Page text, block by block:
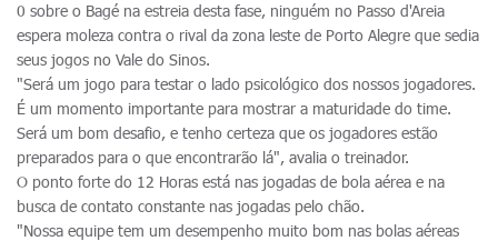
0 sobre o Bagé na estreia desta fase, ninguém no Passo d'Areia
espera moleza contra o rival da zona leste de Porto Alegre que sedia
seus jogos no Vale do Sinos.
"Será um jogo para testar o lado psicológico dos nossos jogadores.
É um momento importante para mostrar a maturidade do time.
Será um bom desafio, e tenho certeza que os jogadores estão
preparados para o que encontrarão lá", avalia o treinador.
O ponto forte do 12 Horas está nas jogadas de bola aérea e na
busca de contato constante nas jogadas pelo chão.
"Nossa equipe tem um desempenho muito bom nas bolas aéreas